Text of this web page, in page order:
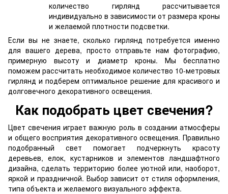
количество гирлянд рассчитывается
индивидуально в зависимости от размера кроны
и желаемой плотности подсветки.
Если вы не знаете, сколько гирлянд потребуется именно
для вашего дерева, просто отправьте нам фотографию,
примерную высоту и диаметр кроны. Мы бесплатно
поможем рассчитать необходимое количество 10-метровых
гирлянд и подберем оптимальное решение для красивого и
долговечного декоративного освещения.
Как подобрать цвет свечения?
Цвет свечения играет важную роль в создании атмосферы
и общего восприятия декоративного освещения. Правильно
подобранный свет помогает подчеркнуть красоту
деревьев, елок, кустарников и элементов ландшафтного
дизайна, сделать территорию более уютной или, наоборот,
яркой и праздничной. Выбор зависит от стиля оформления,
типа объекта и желаемого визуального эффекта.